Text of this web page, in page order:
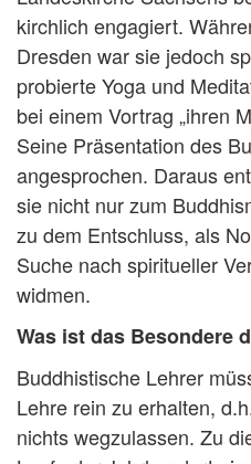
kirchlich engagiert.
Dresden war sie jedoch
probierte Yoga und
bei einem Vortrag „ihren
Seine Präsentation des
angesprochen. Daraus
sie nicht nur zum
zu dem Entschluss, als
Suche nach spiritueller
widmen.
Was ist das Besondere
Buddhistische Lehrer
Lehre rein zu erhalten,
nichts wegzulassen. Zu